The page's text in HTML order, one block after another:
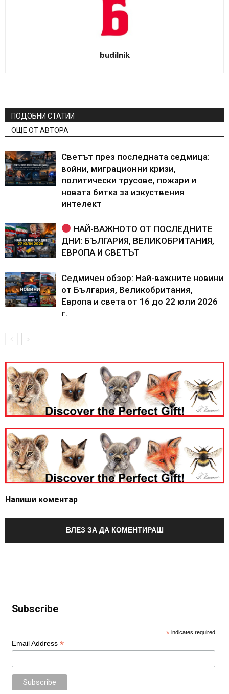
budilnik
ПОДОБНИ СТАТИИ
ОЩЕ ОТ АВТОРА
Светът през последната седмица:
войни, миграционни кризи,
политически трусове, пожари и
новата битка за изкуствения
интелект
НАЙ-ВАЖНОТО ОТ ПОСЛЕДНИТЕ
ДНИ: БЪЛГАРИЯ, ВЕЛИКОБРИТАНИЯ,
ЕВРОПА И СВЕТЪТ
Седмичен обзор: Най-важните новини
от България, Великобритания,
Европа и света от 16 до 22 юли 2026
г.
Напиши коментар
ВЛЕЗ ЗА ДА КОМЕНТИРАШ
Subscribe
* indicates required
Email Address *